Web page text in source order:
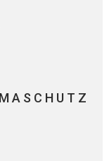
A S C H U T Z